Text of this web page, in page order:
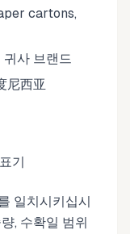
cartons,
사 브랜드
尼西亚
기
일치시키십시
, 수확일 범위